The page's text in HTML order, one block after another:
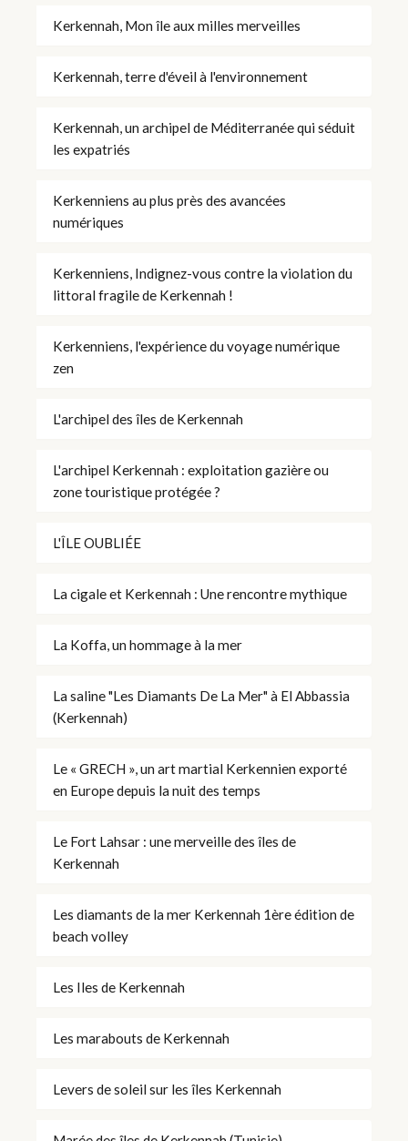
Kerkennah, Mon île aux milles merveilles
Kerkennah, terre d'éveil à l'environnement
Kerkennah, un archipel de Méditerranée qui séduit
les expatriés
Kerkenniens au plus près des avancées
numériques
Kerkenniens, Indignez-vous contre la violation du
littoral fragile de Kerkennah !
Kerkenniens, l'expérience du voyage numérique
zen
L'archipel des îles de Kerkennah
L'archipel Kerkennah : exploitation gazière ou
zone touristique protégée ?
L'ÎLE OUBLIÉE
La cigale et Kerkennah : Une rencontre mythique
La Koffa, un hommage à la mer
La saline "Les Diamants De La Mer" à El Abbassia
(Kerkennah)
Le « GRECH », un art martial Kerkennien exporté
en Europe depuis la nuit des temps
Le Fort Lahsar : une merveille des îles de
Kerkennah
Les diamants de la mer Kerkennah 1ère édition de
beach volley
Les Iles de Kerkennah
Les marabouts de Kerkennah
Levers de soleil sur les îles Kerkennah